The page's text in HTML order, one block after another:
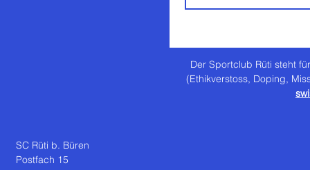
Der Sportclub Rüti steht
(Ethikverstoss, Doping,
SC Rüti b. Büren
Postfach 15